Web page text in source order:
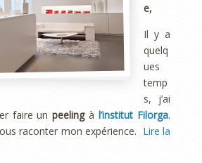
e,
Il y a
quelq
ues
temp
s, j’ai
faire unpeelingà l’institut Filorga.
raconter mon expérience. Lire la